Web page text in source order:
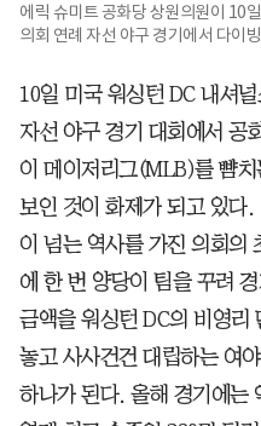
에릭 슈미트 공화당 상원의원이 10
의회 연례 자선 야구 경기에서 다이
10일 미국 워싱턴 DC 내셔
자선 야구 경기 대회에서 공
이 메이저리그(MLB)를 뺨
보인 것이 화제가 되고 있다
이 넘는 역사를 가진 의회의
에 한 번 양당이 팀을 꾸려
금액을 워싱턴 DC의 비영리
놓고 사사건건 대립하는 여
하나가 된다. 올해 경기에는